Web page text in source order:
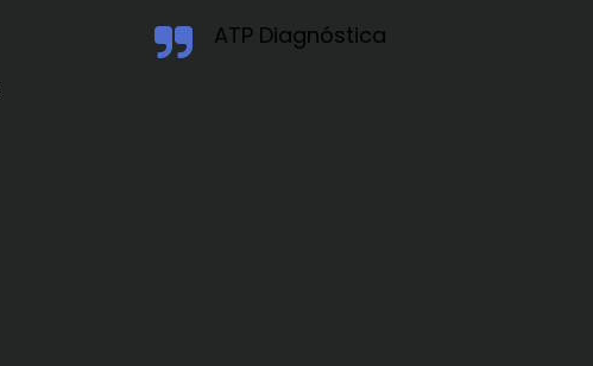
ATP Diagnóstica